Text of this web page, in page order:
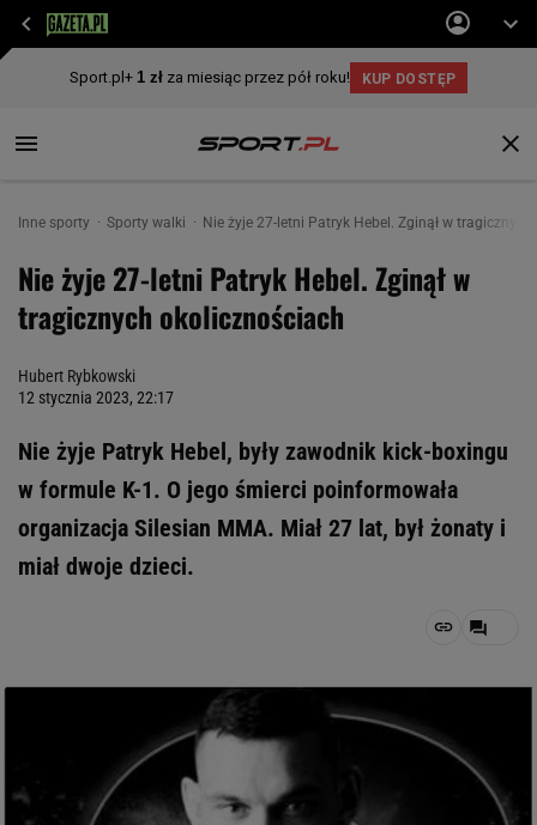
Inne sporty Sporty walki Nie żyje 27-letni Patryk Hebel. Zginął w
Nie żyje 27-letni Patryk Hebel. Zginął w
tragicznych okolicznościach
Hubert Rybkowski
12 stycznia 2023, 22:17
Nie żyje Patryk Hebel, były zawodnik kick-boxingu
w formule K-1. O jego śmierci poinformowała
organizacja Silesian MMA. Miał 27 lat, był żonaty i
miał dwoje dzieci.